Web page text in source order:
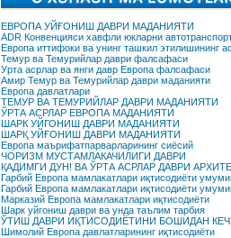
ЕВРОПА УЙҒОНИШ ДАВРИ МАДАНИЯТИ
ADR Конвенцияси хавфли юкларни
Европа иттифоки ва унинг ташкил этилишининг
Темур ва Темурийлар даври фалсафаси
Урта асрлар ва янги давр Европа фалсафаси
Амир Темур ва Темурийлар даври маданияти
Европа давлатлари
ТЕМУР ВА ТЕМУРИЙЛАР ДАВРИ МАДАНИЯТИ
ЎРТА АСРЛАР ЕВРОПА МАДАНИЯТИ
ШАРК УЙГОНИШ ДАВРИ МАДАНИЯТИ
ШАРҚ УЙҒОНИШ ДАВРИ МАДАНИЯТИ
Европа маърифатпарварларининг сиёсий
ЧОРИЗМ МУСТАМЛАКАЧИЛИГИ ДАВРИ
ҚАДИМГИ ДУН! ВА ЎРТА АСРЛАР ДАВРИ
Гарбий Европа мамлакатлари иқтисодиёти
Гарбий Европа мамлакатлари иқтисодиёти
Марказий Европа мамлакатлари иқтисодиёти
Шарк уйгониш даври ва унда таълим тарбия
ЎТИШ ДАВРИ ИҚТИСОДИЁТИНИ БОШИДАН
Шимолий Европа давлатларининг иқтисодиёти